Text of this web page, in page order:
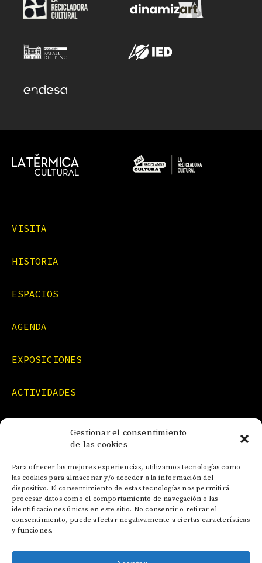
Gestionar el consentimiento
de las cookies
Para ofrecer las mejores experiencias, utilizamos tecnologías como
las cookies para almacenar y/o acceder a la información del
dispositivo. El consentimiento de estas tecnologías nos permitirá
procesar datos como el comportamiento de navegación o las
identificaciones únicas en este sitio. No consentir o retirar el
consentimiento, puede afectar negativamente a ciertas características
y funciones.
VISITA
HISTORIA
ESPACIOS
AGENDA
EXPOSICIONES
ACTIVIDADES
CONTACTO